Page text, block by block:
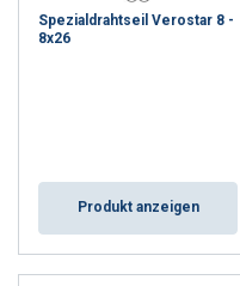
Spezialdrahtseil Verostar 8 -
8x26
Produkt anzeigen